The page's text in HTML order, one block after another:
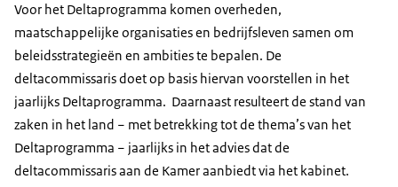
Voor het Deltaprogramma komen overheden,
maatschappelijke organisaties en bedrijfsleven samen om
beleidsstrategieën en ambities te bepalen. De
deltacommissaris doet op basis hiervan voorstellen in het
jaarlijks Deltaprogramma. Daarnaast resulteert de stand van
zaken in het land − met betrekking tot de thema’s van het
Deltaprogramma − jaarlijks in het advies dat de
deltacommissaris aan de Kamer aanbiedt via het kabinet.